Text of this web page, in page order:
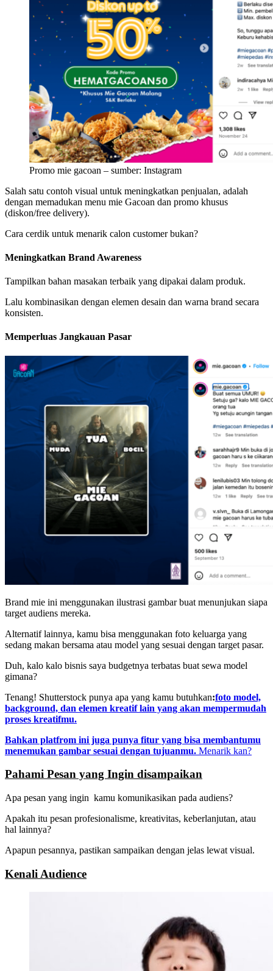
Promo mie gacoan – sumber: Instagram
Salah satu contoh visual untuk meningkatkan penjualan, adalah
dengan memadukan menu mie Gacoan dan promo khusus
(diskon/free delivery).
Cara cerdik untuk menarik calon customer bukan?
Meningkatkan Brand Awareness
Tampilkan bahan masakan terbaik yang dipakai dalam produk.
Lalu kombinasikan dengan elemen desain dan warna brand secara
konsisten.
Memperluas Jangkauan Pasar
Brand mie ini menggunakan ilustrasi gambar buat menunjukan siapa
target audiens mereka.
Alternatif lainnya, kamu bisa menggunakan foto keluarga yang
sedang makan bersama atau model yang sesuai dengan target pasar.
Duh, kalo kalo bisnis saya budgetnya terbatas buat sewa model
gimana?
Tenang! Shutterstock punya apa yang kamu butuhkan:foto model,
background, dan elemen kreatif lain yang akan mempermudah
proses kreatifmu.
Bahkan platfrom ini juga punya fitur yang bisa membantumu
menemukan gambar sesuai dengan tujuanmu. Menarik kan?
Pahami Pesan yang Ingin disampaikan
Apa pesan yang ingin kamu komunikasikan pada audiens?
Apakah itu pesan profesionalisme, kreativitas, keberlanjutan, atau
hal lainnya?
Apapun pesannya, pastikan sampaikan dengan jelas lewat visual.
Kenali Audience